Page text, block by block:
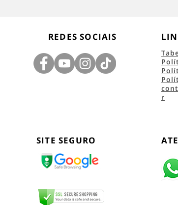
REDES SOCIAIS
r
SITE SEGURO